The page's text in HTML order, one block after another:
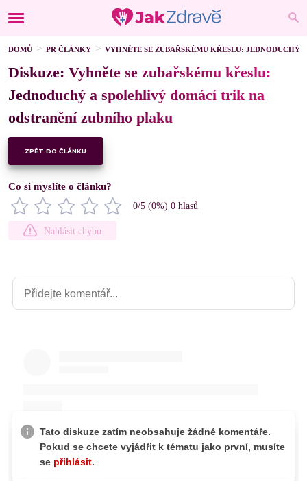
DOMŮ PR ČLÁNKY VYHNĚTE SE ZUBAŘSKÉMU KŘESLU:
Diskuze: Vyhněte se zubařskému křeslu:
Jednoduchý a spolehlivý domácí trik na
odstranění zubního plaku
ZPĚT DO ČLÁNKU
Co si myslíte o článku?
0/5 (0%) 0 hlasů
Nahlásit chybu